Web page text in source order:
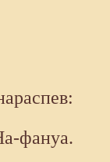
фануа.